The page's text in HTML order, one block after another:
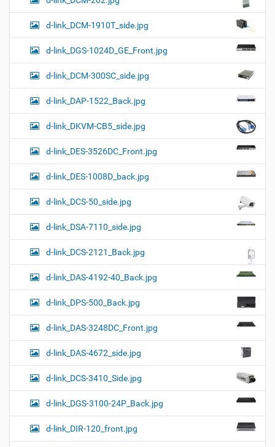
d-link_DCM-1910T_side.jpg
d-link_DGS-1024D_GE_Front.jpg
d-link_DCM-300SC_side.jpg
d-link_DAP-1522_Back.jpg
d-link_DKVM-CB5_side.jpg
d-link_DES-3526DC_Front.jpg
d-link_DES-1008D_back.jpg
d-link_DCS-50_side.jpg
d-link_DSA-7110_side.jpg
d-link_DCS-2121_Back.jpg
d-link_DAS-4192-40_Back.jpg
d-link_DPS-500_Back.jpg
d-link_DAS-3248DC_Front.jpg
d-link_DAS-4672_side.jpg
d-link_DCS-3410_Side.jpg
d-link_DGS-3100-24P_Back.jpg
d-link_DIR-120_front.jpg